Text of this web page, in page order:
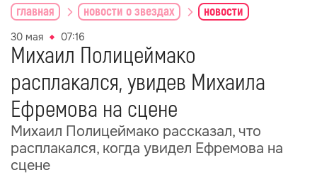
главная новости о звездах новости
30 мая 07:16
Михаил Полицеймако
расплакался, увидев Михаила
Ефремова на сцене
Михаил Полицеймако рассказал, что
расплакался, когда увидел Ефремова на
сцене